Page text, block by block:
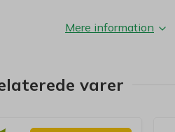
Mere information
varer